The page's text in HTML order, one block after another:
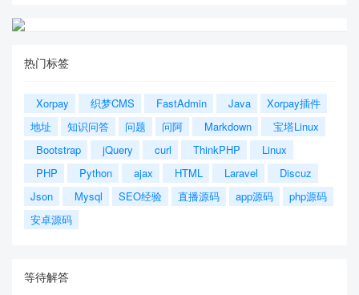
热门标签
Xorpay 织梦CMS FastAdmin Java
Xorpay插件
地址
知识问答 问题 问阿 Markdown
宝塔Linux
Bootstrap
jQuery curl ThinkPHP
Linux
PHP
Python ajax HTML Laravel
Discuz
Json
Mysql SEO经验 直播源码 app源码
php源码
安卓源码
等待解答